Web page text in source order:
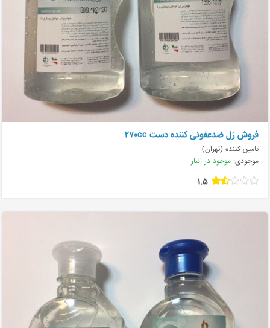
فروش ژل ضدعفونی کننده دست 270cc
تامین کننده (تهران)
موجودی: موجود در انبار
1.5